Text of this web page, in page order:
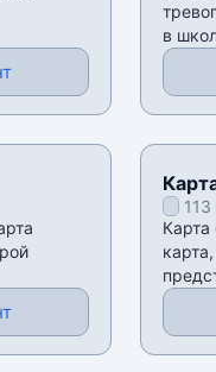
в
113